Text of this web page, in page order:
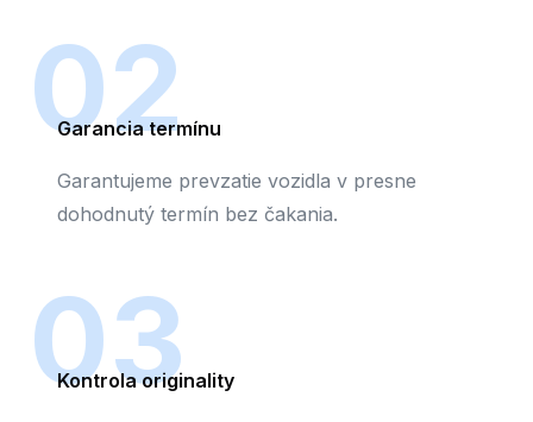
02
Garancia termínu
Garantujeme prevzatie vozidla v presne
dohodnutý termín bez čakania.
03
Kontrola originality